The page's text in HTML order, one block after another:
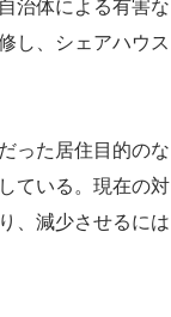
治体による有害な
し、シェアハウス
った居住目的のな
ている。現在の対
、減少させるには